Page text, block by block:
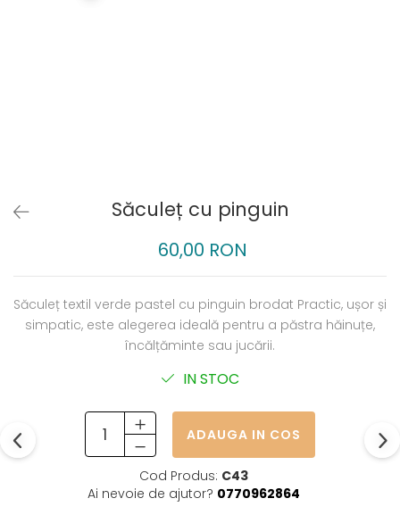
Săculeț cu pinguin
60,00 RON
Săculeț textil verde pastel cu pinguin brodat Practic, ușor și
simpatic, este alegerea ideală pentru a păstra hăinuțe,
încălțăminte sau jucării.
IN STOC
ADAUGA IN COS
Cod Produs: C43
Ai nevoie de ajutor? 0770962864